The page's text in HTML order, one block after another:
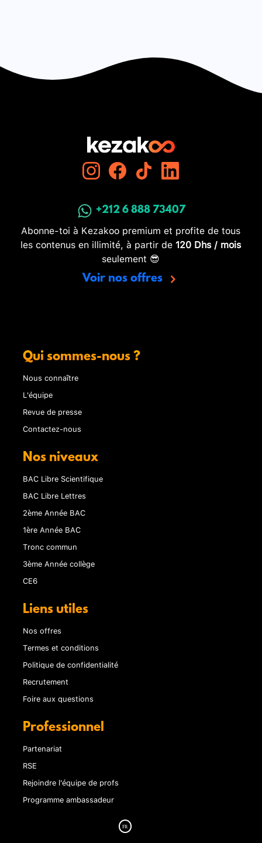
+212 6 888 73407
Abonne-toi à Kezakoo premium et profite de tous
les contenus en illimité, à partir de 120 Dhs / mois
seulement 😎
Voir nos offres
Qui sommes-nous ?
Nous connaître
L'équipe
Revue de presse
Contactez-nous
Nos niveaux
BAC Libre Scientifique
BAC Libre Lettres
2ème Année BAC
1ère Année BAC
Tronc commun
3ème Année collège
CE6
Liens utiles
Nos offres
Termes et conditions
Politique de confidentialité
Recrutement
Foire aux questions
Professionnel
Partenariat
RSE
Rejoindre l'équipe de profs
Programme ambassadeur